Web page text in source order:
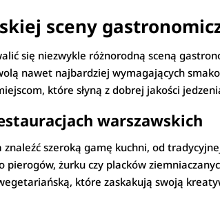
sceny
się niezwykle różnorodną sceną
nawet najbardziej wymagających
które słyną z dobrej jakości
warszawskich
znaleźć szeroką gamę kuchni, od
żurku czy placków
które zaskakują swoją